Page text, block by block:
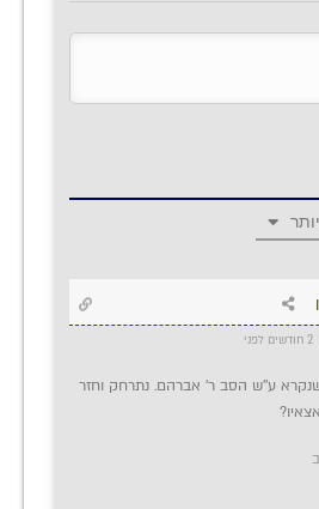
שנקרא ע’’ש הסב ר’ אברהם. נתרחק וחזר